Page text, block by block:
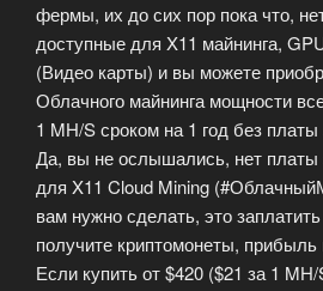
фермы, их до сих пор пока что,
доступные для X11 майнинга,
(Видео карты) и вы можете
Облачного майнинга мощности
1 MH/S сроком на 1 год без
Да, вы не ослышались, нет платы
для X11 Cloud Mining
вам нужно сделать, это
получите криптомонеты,
Если купить от $420 ($21 за 1